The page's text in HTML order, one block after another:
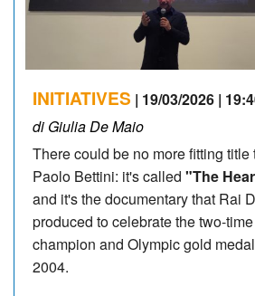
INITIATIVES | 19/03/2026 |
di Giulia De Maio
There could be no more fitting title
Paolo Bettini: it's called "The
and it's the documentary that Rai
produced to celebrate the two-
champion and Olympic gold
2004.